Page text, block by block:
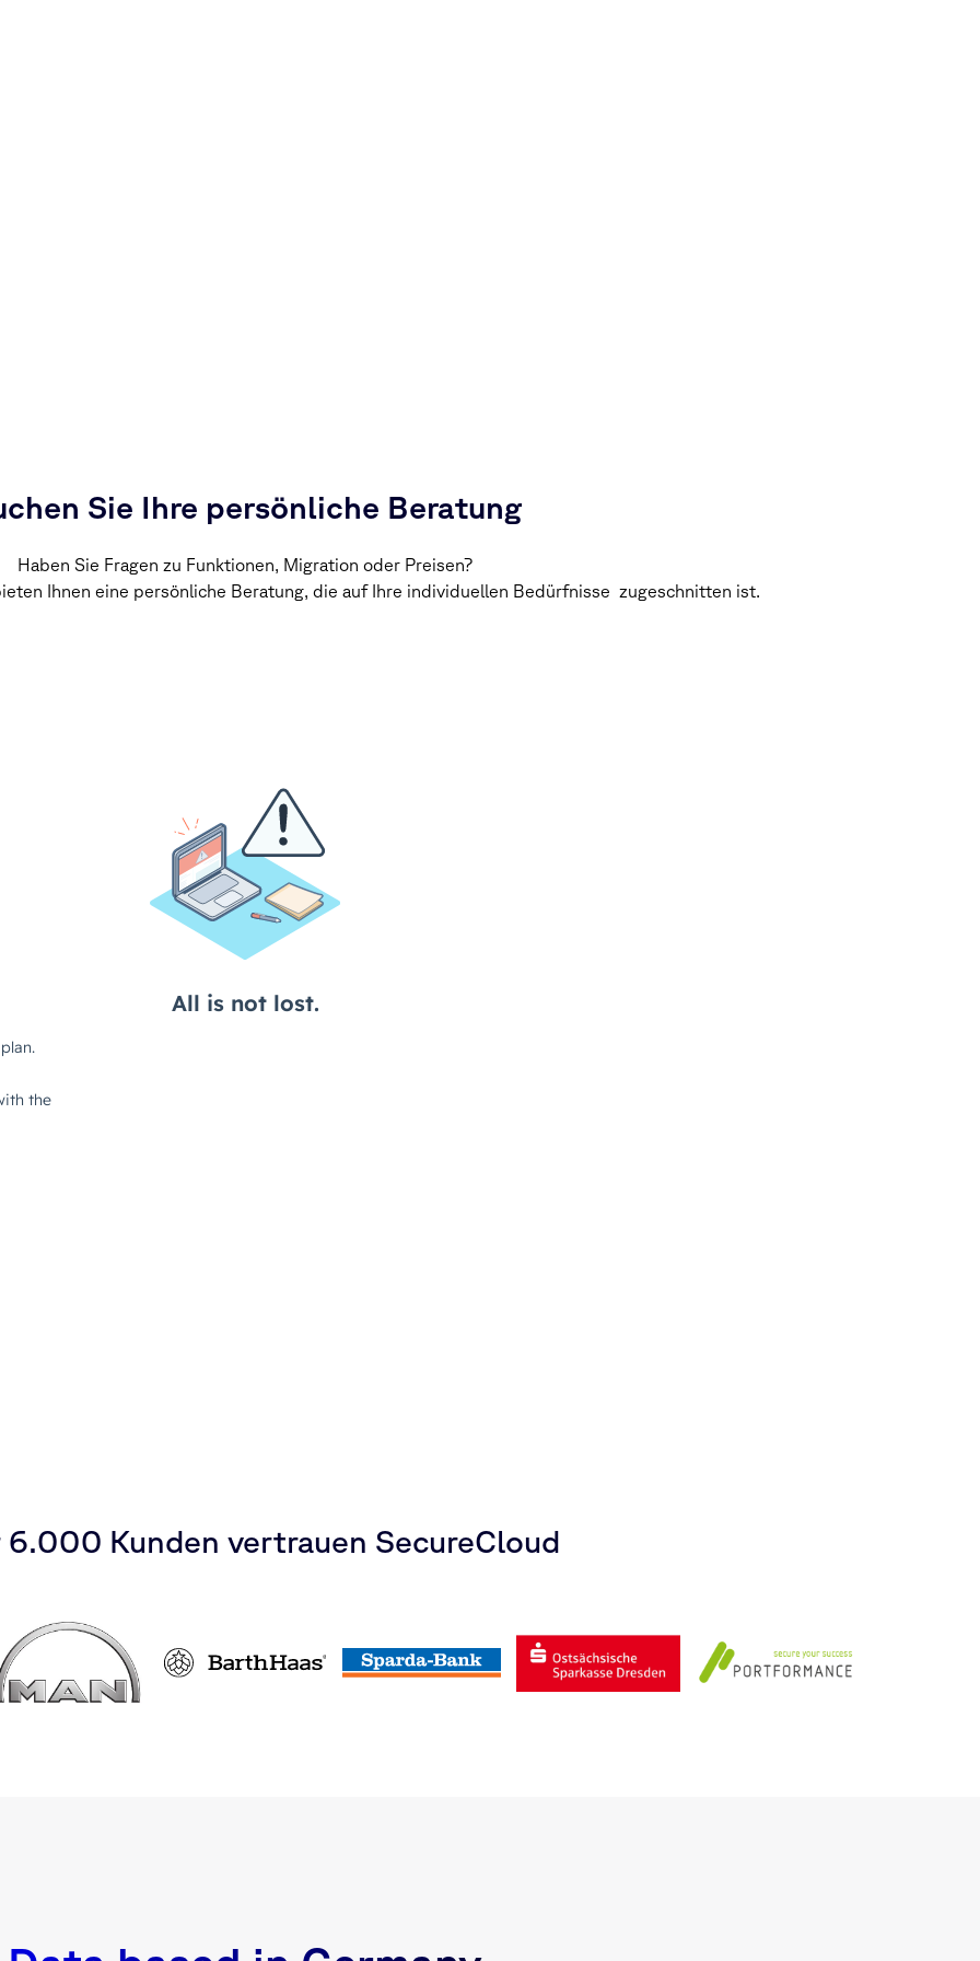
Sie Ihre persönliche Beratung
Haben Sie Fragen zu Funktionen, Migration oder Preisen?
Ihnen eine persönliche Beratung, die auf Ihre individuellen Bedürfnisse zugeschnitten ist.
6.000 Kunden vertrauen SecureCloud